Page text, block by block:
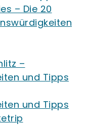
– Die 20
–
und Tipps
und Tipps